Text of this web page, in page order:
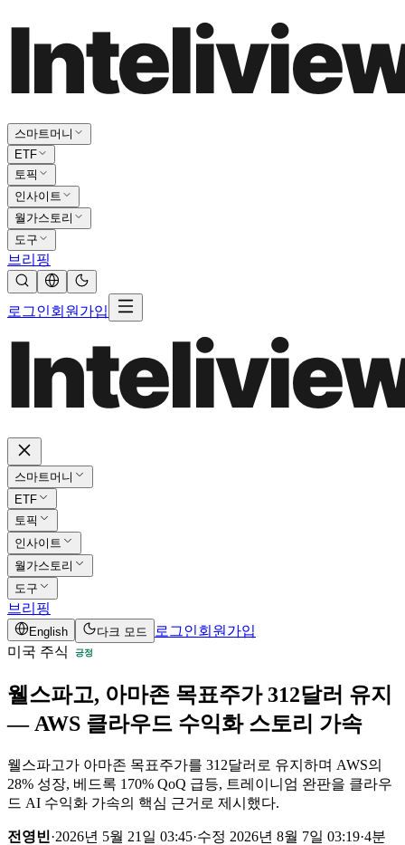
스마트머니
ETF
토픽
인사이트
월가스토리
도구
브리핑
로그인회원가입
스마트머니
ETF
토픽
인사이트
월가스토리
도구
브리핑
English 다크 모드 로그인회원가입
미국 주식
긍정
웰스파고, 아마존 목표주가 312달러 유지
— AWS 클라우드 수익화 스토리 가속
웰스파고가 아마존 목표주가를 312달러로 유지하며 AWS의
28% 성장, 베드록 170% QoQ 급등, 트레이니엄 완판을 클라우
드 AI 수익화 가속의 핵심 근거로 제시했다.
전영빈·2026년 5월 21일 03:45·수정 2026년 8월 7일 03:19·4분